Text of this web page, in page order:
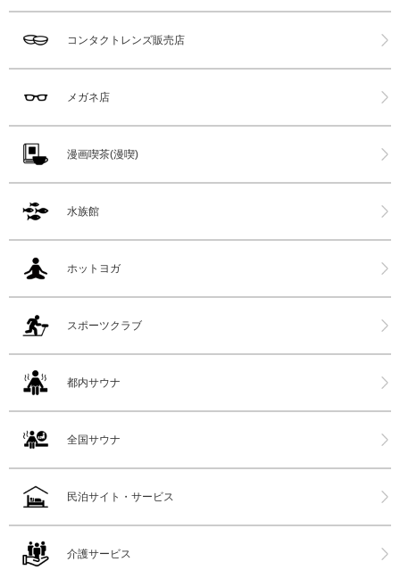
コンタクトレンズ販売店
メガネ店
漫画喫茶(漫喫)
水族館
ホットヨガ
スポーツクラブ
都内サウナ
全国サウナ
民泊サイト・サービス
介護サービス